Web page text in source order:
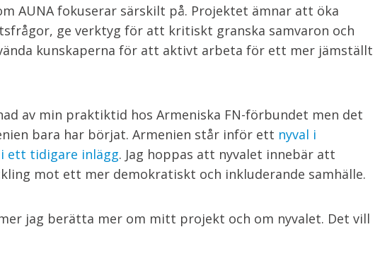
AUNA fokuserar särskilt på. Projektet ämnar att öka
ge verktyg för att kritiskt granska samvaron och
kunskaperna för att aktivt arbeta för ett mer jämställt
av min praktiktid hos Armeniska FN-förbundet men det
bara har börjat. Armenien står inför ett nyval i
ett tidigare inlägg. Jag hoppas att nyvalet innebär att
mot ett mer demokratiskt och inkluderande samhälle.
jag berätta mer om mitt projekt och om nyvalet. Det vill